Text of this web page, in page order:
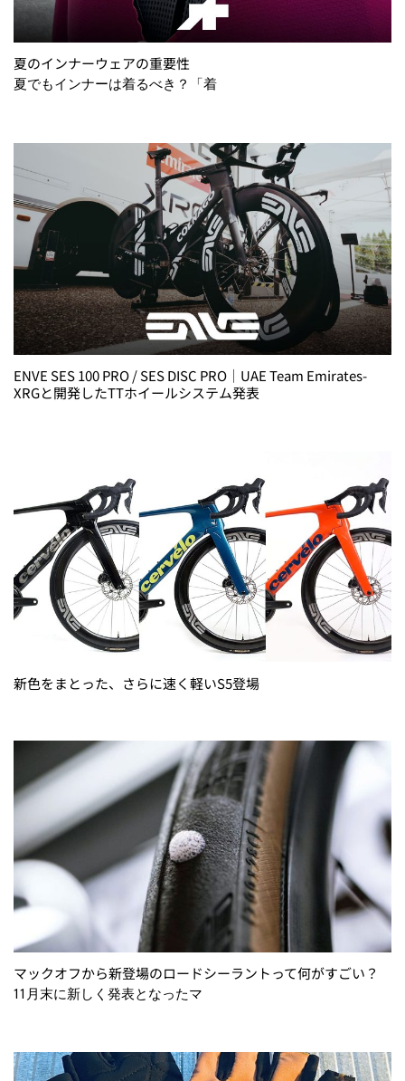
夏のインナーウェアの重要性
夏でもインナーは着るべき？「着
ENVE SES 100 PRO / SES DISC PRO｜UAE Team Emirates-
XRGと開発したTTホイールシステム発表
新色をまとった、さらに速く軽いS5登場
マックオフから新登場のロードシーラントって何がすごい？
11月末に新しく発表となったマ